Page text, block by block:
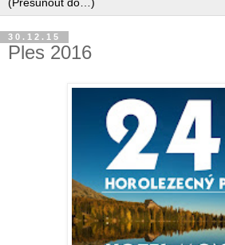
30.12.15
Ples 2016